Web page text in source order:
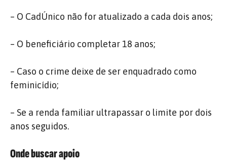
– O CadÚnico não for atualizado a cada dois anos;
– O beneficiário completar 18 anos;
– Caso o crime deixe de ser enquadrado como
feminicídio;
– Se a renda familiar ultrapassar o limite por dois
anos seguidos.
Onde buscar apoio